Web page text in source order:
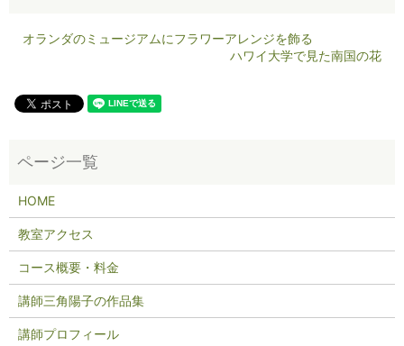
オランダのミュージアムにフラワーアレンジを飾る
ハワイ大学で見た南国の花
HOME
教室アクセス
コース概要・料金
講師三角陽子の作品集
講師プロフィール